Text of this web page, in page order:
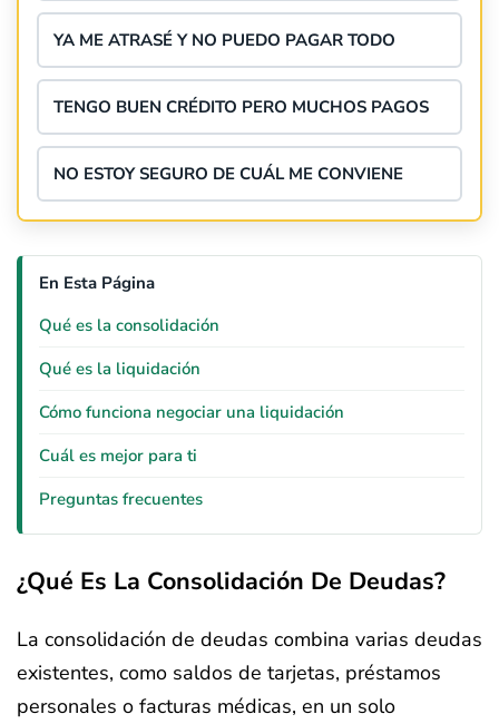
YA ME ATRASÉ Y NO PUEDO PAGAR TODO
TENGO BUEN CRÉDITO PERO MUCHOS PAGOS
NO ESTOY SEGURO DE CUÁL ME CONVIENE
En Esta Página
Qué es la consolidación
Qué es la liquidación
Cómo funciona negociar una liquidación
Cuál es mejor para ti
Preguntas frecuentes
¿Qué Es La Consolidación De Deudas?
La consolidación de deudas combina varias deudas
existentes, como saldos de tarjetas, préstamos
personales o facturas médicas, en un solo